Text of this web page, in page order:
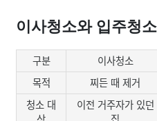
이사청소와 입주청
구분 이사청소
목적
찌든 때 제거
청소 대
이전 거주자가 있던